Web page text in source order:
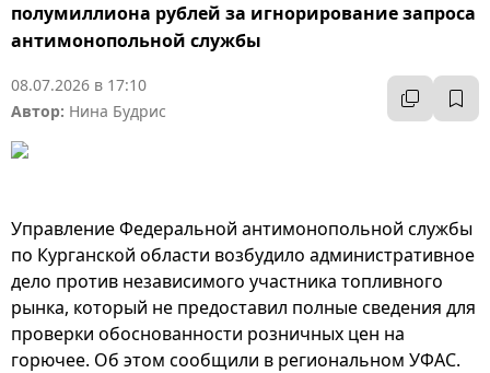
полумиллиона рублей за игнорирование запроса
антимонопольной службы
08.07.2026 в 17:10
Автор: Нина Будрис
Управление Федеральной антимонопольной службы
по Курганской области возбудило административное
дело против независимого участника топливного
рынка, который не предоставил полные сведения для
проверки обоснованности розничных цен на
горючее. Об этом сообщили в региональном УФАС.